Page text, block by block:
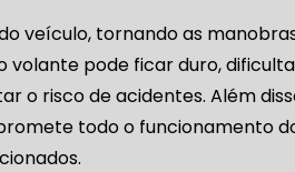
SÃO PAULO CORREIA
HIDRÁULICAS
veículo, tornando as
volante pode ficar duro,
o risco de acidentes. Além
todo o funcionamento